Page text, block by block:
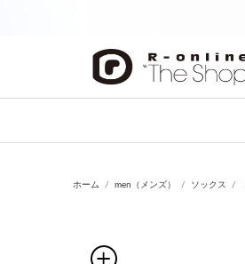
ホーム men（メンズ） ソックス